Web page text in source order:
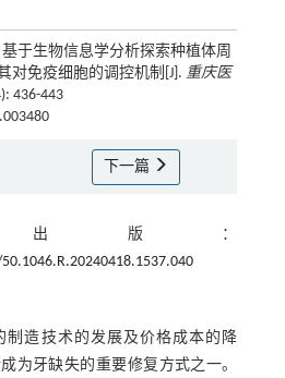
于生物信息学分析探索种植体周
对免疫细胞的调控机制[J]. 重庆医
436-443
下一篇
版：
制造技术的发展及价格成本的降
为牙缺失的重要修复方式之一。